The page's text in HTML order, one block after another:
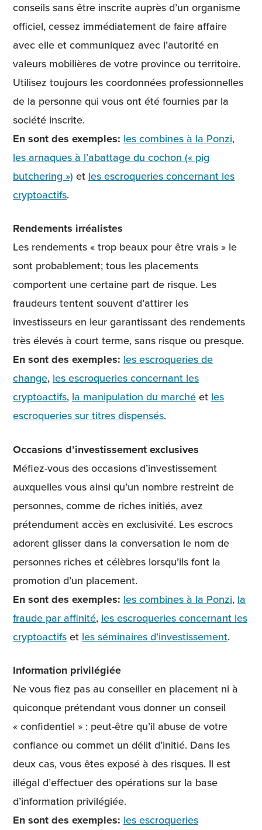
conseils sans être inscrite auprès d’un organisme
officiel, cessez immédiatement de faire affaire
avec elle et communiquez avec l’autorité en
valeurs mobilières de votre province ou territoire.
Utilisez toujours les coordonnées professionnelles
de la personne qui vous ont été fournies par la
société inscrite.
En sont des exemples: les combines à la Ponzi,
les arnaques à l’abattage du cochon (« pig
butchering ») et les escroqueries concernant les
cryptoactifs.
Rendements irréalistes
Les rendements « trop beaux pour être vrais » le
sont probablement; tous les placements
comportent une certaine part de risque. Les
fraudeurs tentent souvent d’attirer les
investisseurs en leur garantissant des rendements
très élevés à court terme, sans risque ou presque.
En sont des exemples: les escroqueries de
change, les escroqueries concernant les
cryptoactifs, la manipulation du marché et les
escroqueries sur titres dispensés.
Occasions d’investissement exclusives
Méfiez-vous des occasions d’investissement
auxquelles vous ainsi qu’un nombre restreint de
personnes, comme de riches initiés, avez
prétendument accès en exclusivité. Les escrocs
adorent glisser dans la conversation le nom de
personnes riches et célèbres lorsqu’ils font la
promotion d’un placement.
En sont des exemples: les combines à la Ponzi, la
fraude par affinité, les escroqueries concernant les
cryptoactifs et les séminaires d’investissement.
Information privilégiée
Ne vous fiez pas au conseiller en placement ni à
quiconque prétendant vous donner un conseil
« confidentiel » : peut-être qu’il abuse de votre
confiance ou commet un délit d’initié. Dans les
deux cas, vous êtes exposé à des risques. Il est
illégal d’effectuer des opérations sur la base
d’information privilégiée.
En sont des exemples: les escroqueries